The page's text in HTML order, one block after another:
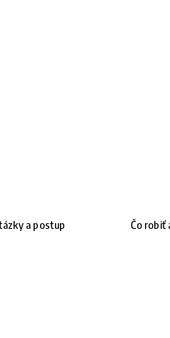
a postup Čo robiť